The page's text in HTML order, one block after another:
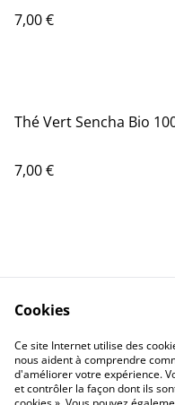
7,00 €
Thé Vert Sencha Bio
7,00 €
Contact Us
Privacy Policy
Cookies
Ce site Internet utilise des
nous aident à comprendre
d'améliorer votre expérience.
et contrôler la façon dont ils